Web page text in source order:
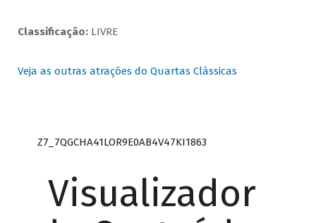
Classificação:LIVRE
Veja as outras atrações do Quartas Clássicas
Z7_7QGCHA41LOR9E0AB4V47KI1863
Visualizador